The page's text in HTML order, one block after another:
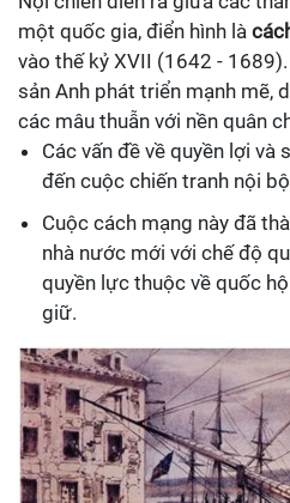
một quốc gia, điển hình là
vào thế kỷ XVII (1642 -
sản Anh phát triển mạnh mẽ,
các mâu thuẫn với nền quân
Các vấn đề về quyền lợi và
đến cuộc chiến tranh nội
Cuộc cách mạng này đã
nhà nước mới với chế độ
quyền lực thuộc về quốc
giữ.